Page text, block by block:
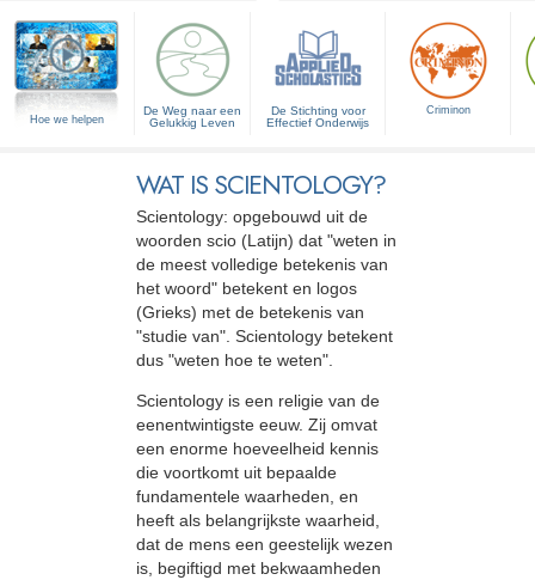
Hoe we helpen
De Weg naar een
Gelukkig Leven
De Stichting voor
Effectief Onderwijs
Criminon
WAT IS SCIENTOLOGY?
Scientology: opgebouwd uit de
woorden scio (Latijn) dat "weten in
de meest volledige betekenis van
het woord" betekent en logos
(Grieks) met de betekenis van
"studie van". Scientology betekent
dus "weten hoe te weten".
Scientology is een religie van de
eenentwintigste eeuw. Zij omvat
een enorme hoeveelheid kennis
die voortkomt uit bepaalde
fundamentele waarheden, en
heeft als belangrijkste waarheid,
dat de mens een geestelijk wezen
is, begiftigd met bekwaamheden